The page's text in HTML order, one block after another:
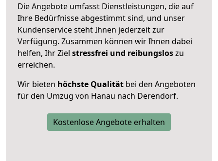
Die Angebote umfasst Dienstleistungen, die auf
Ihre Bedürfnisse abgestimmt sind, und unser
Kundenservice steht Ihnen jederzeit zur
Verfügung. Zusammen können wir Ihnen dabei
helfen, Ihr Ziel stressfrei und reibungsloszu
erreichen.
Wir bieten höchste Qualität bei den Angeboten
für den Umzug von Hanau nach Derendorf.
Kostenlose Angebote erhalten